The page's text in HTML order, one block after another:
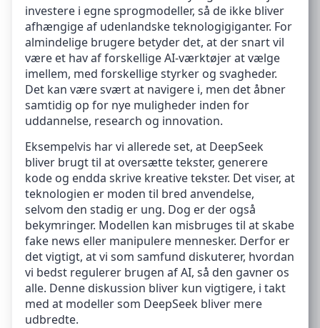
investere i egne sprogmodeller, så de ikke bliver
afhængige af udenlandske teknologigiganter. For
almindelige brugere betyder det, at der snart vil
være et hav af forskellige AI-værktøjer at vælge
imellem, med forskellige styrker og svagheder.
Det kan være svært at navigere i, men det åbner
samtidig op for nye muligheder inden for
uddannelse, research og innovation.
Eksempelvis har vi allerede set, at DeepSeek
bliver brugt til at oversætte tekster, generere
kode og endda skrive kreative tekster. Det viser, at
teknologien er moden til bred anvendelse,
selvom den stadig er ung. Dog er der også
bekymringer. Modellen kan misbruges til at skabe
fake news eller manipulere mennesker. Derfor er
det vigtigt, at vi som samfund diskuterer, hvordan
vi bedst regulerer brugen af AI, så den gavner os
alle. Denne diskussion bliver kun vigtigere, i takt
med at modeller som DeepSeek bliver mere
udbredte.